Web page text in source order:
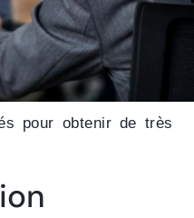
pour obtenir de très